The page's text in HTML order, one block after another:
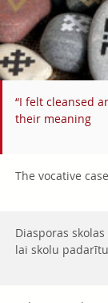
“I felt cleansed
their meaning
The vocative
Diasporas
lai skolu